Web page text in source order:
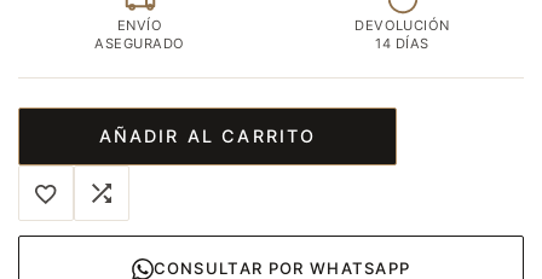
ENVÍO
ASEGURADO
DEVOLUCIÓN
14 DÍAS
AÑADIR AL CARRITO
CONSULTAR POR WHATSAPP